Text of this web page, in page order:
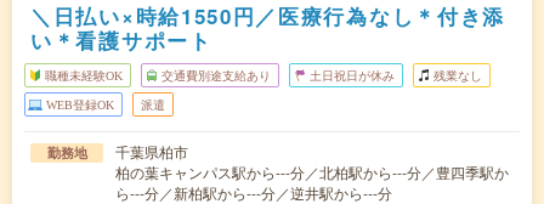
＼日払い×時給1550円／医療行為なし＊付き添
い＊看護サポート
職種未経験OK 交通費別途支給あり 土日祝日が休み 残業なし
WEB登録OK 派遣
勤務地
千葉県柏市
柏の葉キャンパス駅から---分／北柏駅から---分／豊四季駅か
ら---分／新柏駅から---分／逆井駅から---分